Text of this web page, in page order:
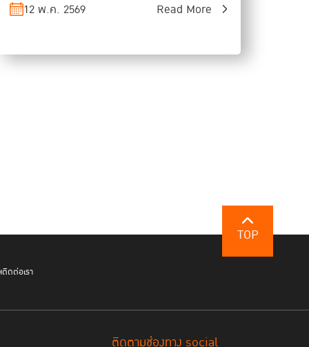
12 พ.ค. 2569
Read More
TOP
ติดต่อเรา
ติดตามช่องทาง social